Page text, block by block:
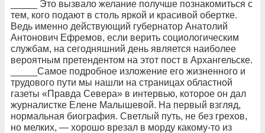
_____ Это вызвало желание получше познакомиться с
тем, кого подают в столь яркой и красивой обертке.
Ведь именно действующий губернатор Анатолий
Антонович Ефремов, если верить социологическим
службам, на сегодняшний день является наиболее
вероятным претендентом на этот пост в Архангельске.
_____Самое подробное изложение его жизненного и
трудового пути мы нашли на страницах областной
газеты «Правда Севера» в интервью, которое он дал
журналистке Елене Малышевой. На первый взгляд,
нормальная биография. Светлый путь, не без грехов,
но мелких, — хорошо врезал в морду какому-то из